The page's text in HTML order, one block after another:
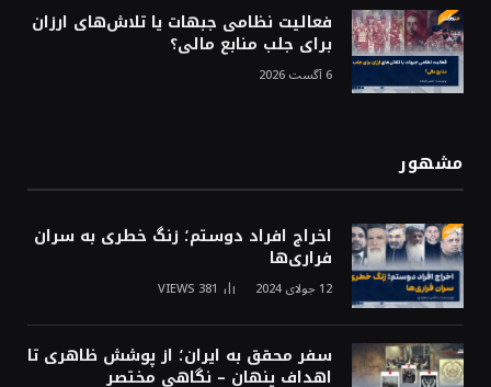
فعالیت نظامی جبهات یا تلاش‌های ارزان
برای جلب منابع مالی؟
6 آگست 2026
مشهور
اخراج افراد دوستم؛ زنگ خطری به سران
فراری‌ها
12 جولای 2024 381
VIEWS
سفر محقق به ایران؛ از پوشش ظاهری تا
اهداف پنهان – نگاهی مختصر